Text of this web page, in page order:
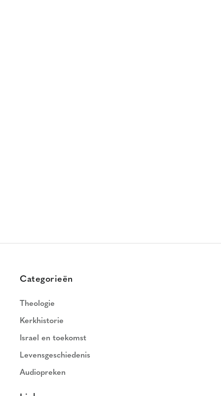
Categorieën
Theologie
Kerkhistorie
Israel en toekomst
Levensgeschiedenis
Audiopreken